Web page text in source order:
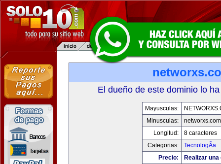
El dueño de este dominio lo
Mayusculas:
Minusculas:
networxs.com
Longitud:
8 caracteres
Categorias:
TecnologÃ­a
Precio:
Realizar